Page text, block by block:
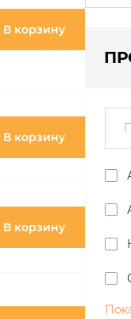
В корзину
В корзину
В корзину